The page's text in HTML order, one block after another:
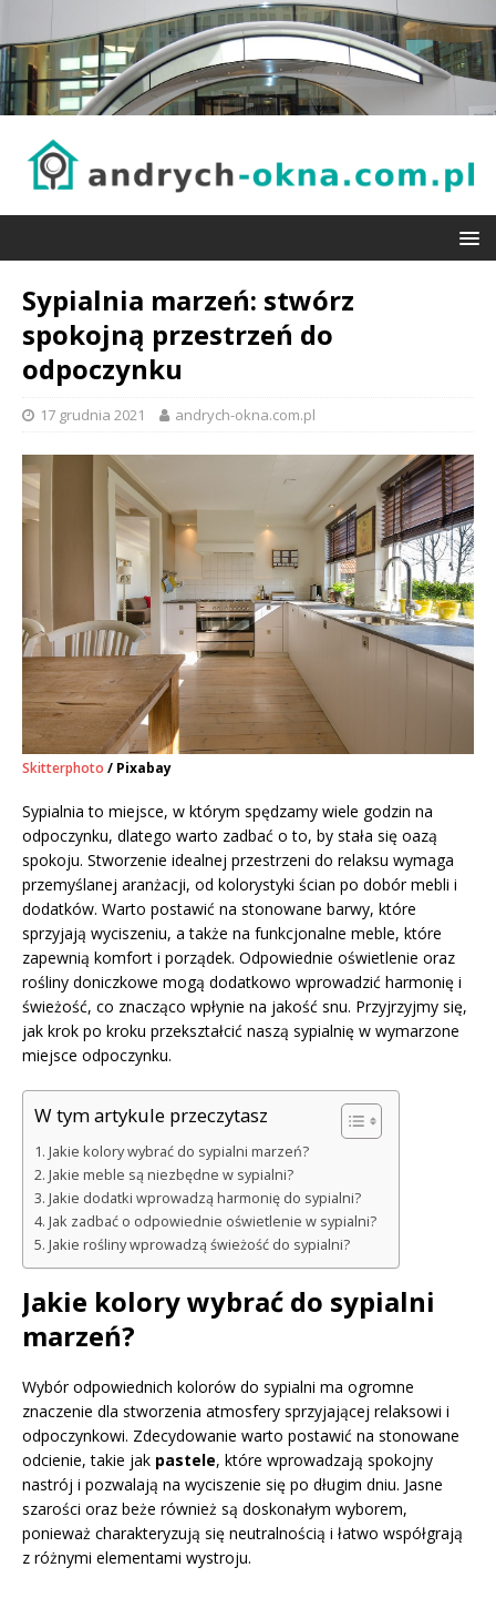
Sypialnia marzeń: stwórz
spokojną przestrzeń do
odpoczynku
17 grudnia 2021 andrych-okna.com.pl
Skitterphoto / Pixabay
Sypialnia to miejsce, w którym spędzamy wiele godzin na
odpoczynku, dlatego warto zadbać o to, by stała się oazą
spokoju. Stworzenie idealnej przestrzeni do relaksu wymaga
przemyślanej aranżacji, od kolorystyki ścian po dobór mebli i
dodatków. Warto postawić na stonowane barwy, które
sprzyjają wyciszeniu, a także na funkcjonalne meble, które
zapewnią komfort i porządek. Odpowiednie oświetlenie oraz
rośliny doniczkowe mogą dodatkowo wprowadzić harmonię i
świeżość, co znacząco wpłynie na jakość snu. Przyjrzyjmy się,
jak krok po kroku przekształcić naszą sypialnię w wymarzone
miejsce odpoczynku.
W tym artykule przeczytasz
Jakie kolory wybrać do sypialni marzeń?
Jakie meble są niezbędne w sypialni?
Jakie dodatki wprowadzą harmonię do sypialni?
Jak zadbać o odpowiednie oświetlenie w sypialni?
Jakie rośliny wprowadzą świeżość do sypialni?
Jakie kolory wybrać do sypialni
marzeń?
Wybór odpowiednich kolorów do sypialni ma ogromne
znaczenie dla stworzenia atmosfery sprzyjającej relaksowi i
odpoczynkowi. Zdecydowanie warto postawić na stonowane
odcienie, takie jak pastele, które wprowadzają spokojny
nastrój i pozwalają na wyciszenie się po długim dniu. Jasne
szarości oraz beże również są doskonałym wyborem,
ponieważ charakteryzują się neutralnością i łatwo współgrają
z różnymi elementami wystroju.